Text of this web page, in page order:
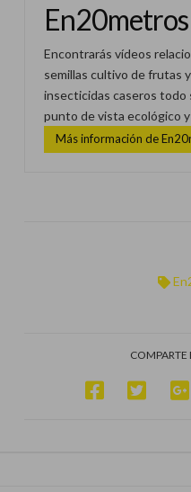
En20metros
Encontrarás vídeos
semillas cultivo de frutas
insecticidas caseros todo
punto de vista ecológico
Más información de
COMPARTE